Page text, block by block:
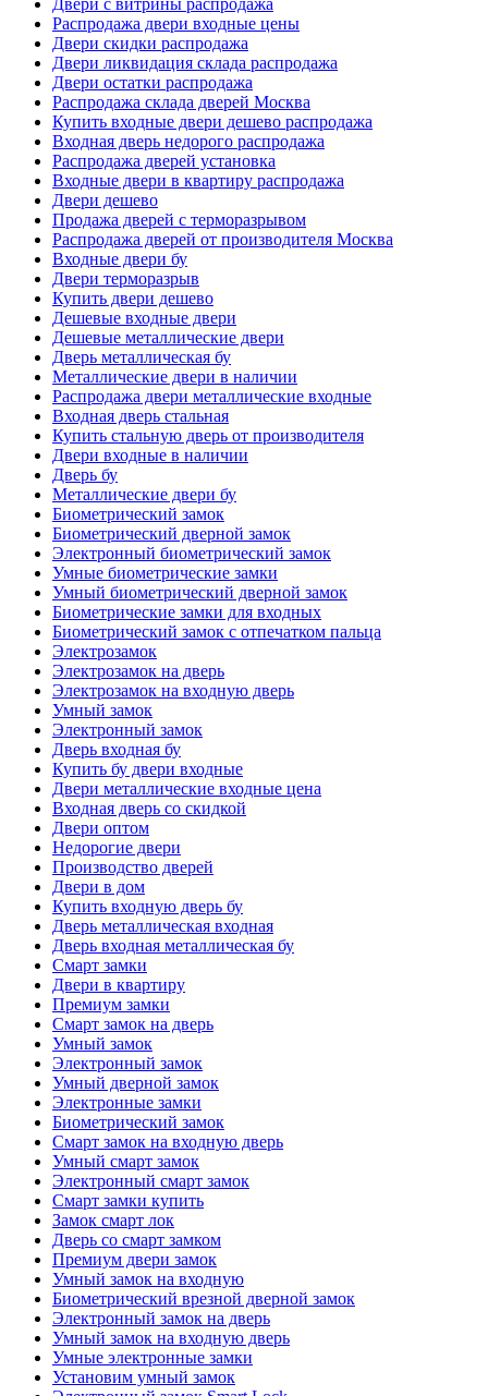
Двери с витрины распродажа
Распродажа двери входные цены
Двери скидки распродажа
Двери ликвидация склада распродажа
Двери остатки распродажа
Распродажа склада дверей Москва
Купить входные двери дешево распродажа
Входная дверь недорого распродажа
Распродажа дверей установка
Входные двери в квартиру распродажа
Двери дешево
Продажа дверей с терморазрывом
Распродажа дверей от производителя Москва
Входные двери бу
Двери терморазрыв
Купить двери дешево
Дешевые входные двери
Дешевые металлические двери
Дверь металлическая бу
Металлические двери в наличии
Распродажа двери металлические входные
Входная дверь стальная
Купить стальную дверь от производителя
Двери входные в наличии
Дверь бу
Металлические двери бу
Биометрический замок
Биометрический дверной замок
Электронный биометрический замок
Умные биометрические замки
Умный биометрический дверной замок
Биометрические замки для входных
Биометрический замок с отпечатком пальца
Электрозамок
Электрозамок на дверь
Электрозамок на входную дверь
Умный замок
Электронный замок
Дверь входная бу
Купить бу двери входные
Двери металлические входные цена
Входная дверь со скидкой
Двери оптом
Недорогие двери
Производство дверей
Двери в дом
Купить входную дверь бу
Дверь металлическая входная
Дверь входная металлическая бу
Смарт замки
Двери в квартиру
Премиум замки
Смарт замок на дверь
Умный замок
Электронный замок
Умный дверной замок
Электронные замки
Биометрический замок
Смарт замок на входную дверь
Умный смарт замок
Электронный смарт замок
Смарт замки купить
Замок смарт лок
Дверь со смарт замком
Премиум двери замок
Умный замок на входную
Биометрический врезной дверной замок
Электронный замок на дверь
Умный замок на входную дверь
Умные электронные замки
Установим умный замок